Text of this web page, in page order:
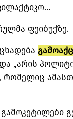
ფეიბუქზე.
„არის
რომელიც